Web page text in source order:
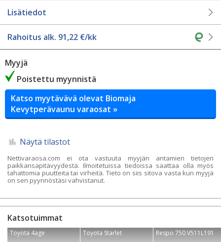
Lisätiedot
Rahoitus alk. 91,22 €/kk
Myyjä
Poistettu myynnistä
Katso myytävävä olevat Biomaja
Kevytperävaunu varaosat »
Näytä tilastot
Nettivaraosa.com ei ota vastuuta myyjän antamien tietojen
paikkansapitävyydestä. Ilmoitetuissa tiedoissa saattaa olla myös
tahattomia puutteita tai virheitä. Tieto on siis sitova vasta kun myyjä
on sen pyynnöstäsi vahvistanut.
Katsotuimmat
Toyota 4age Toyota Starlet Respo 750 V511L191